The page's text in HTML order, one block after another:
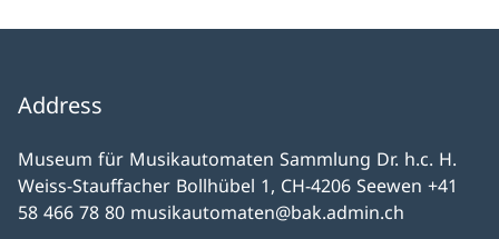
Address
Museum für Musikautomaten Sammlung Dr. h.c. H.
Weiss-Stauffacher Bollhübel 1, CH-4206 Seewen +41
58 466 78 80 musikautomaten@bak.admin.ch